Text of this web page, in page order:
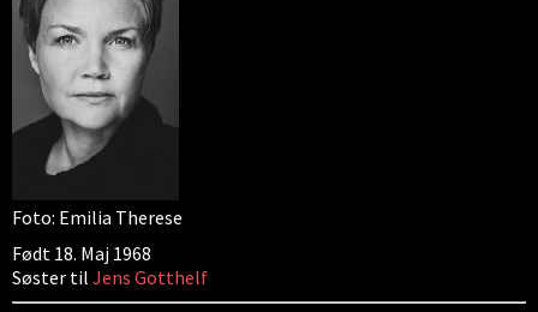
Foto: Emilia Therese
Født 18. Maj 1968
Søster til Jens Gotthelf